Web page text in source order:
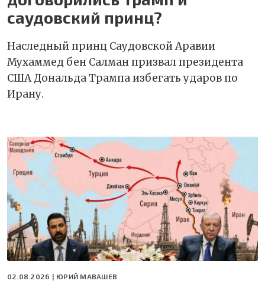
саудовский принц?
Наследный принц Саудовской Аравии
Мухаммед бен Салман призвал президента
США Дональда Трампа избегать ударов по
Ирану.
02.08.2026 | ЮРИЙ МАВАШЕВ